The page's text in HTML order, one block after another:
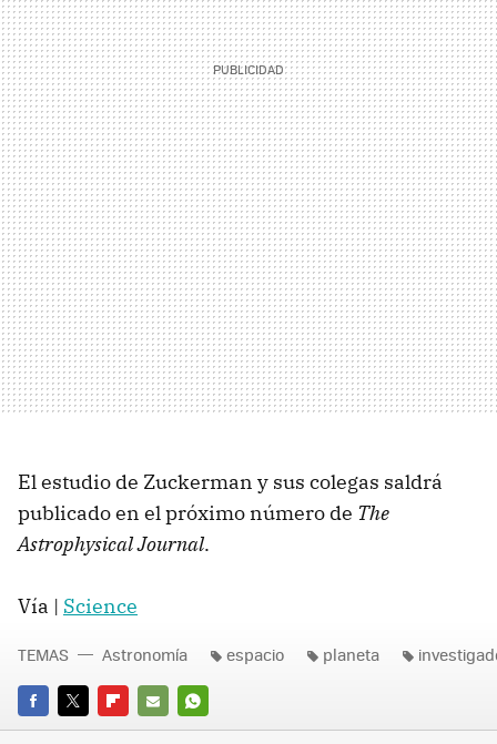
El estudio de Zuckerman y sus colegas saldrá
publicado en el próximo número de The
Astrophysical Journal.
Vía | Science
FACEBOOK
TWITTERFLIPBOARD
E-
WHATSAPP
TEMAS Astronomía espacio planeta